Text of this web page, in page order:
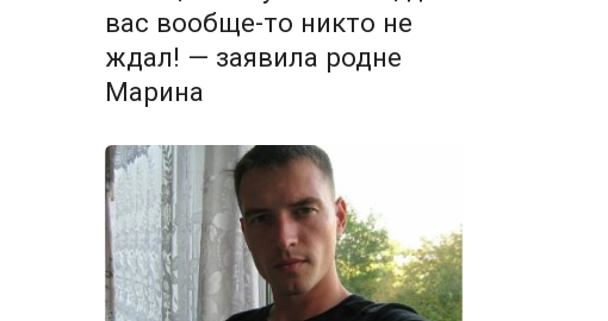
вас вообще-то никто не
ждал! — заявила родне
Марина